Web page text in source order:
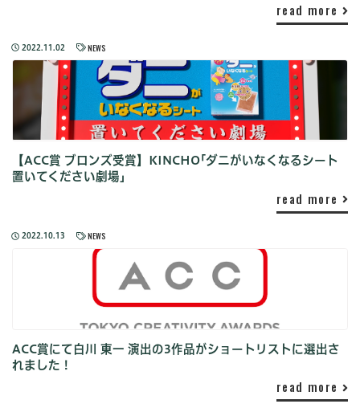
read more
2022.11.02 NEWS
【ACC賞 ブロンズ受賞】KINCHO｢ダニがいなくなるシート
置いてください劇場｣
read more
2022.10.13 NEWS
ACC賞にて白川 東一 演出の3作品がショートリストに選出さ
れました！
read more